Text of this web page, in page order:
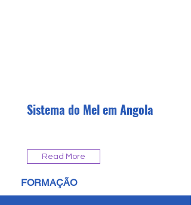
Sistema do Mel em Angola
Read More
FORMAÇÃO